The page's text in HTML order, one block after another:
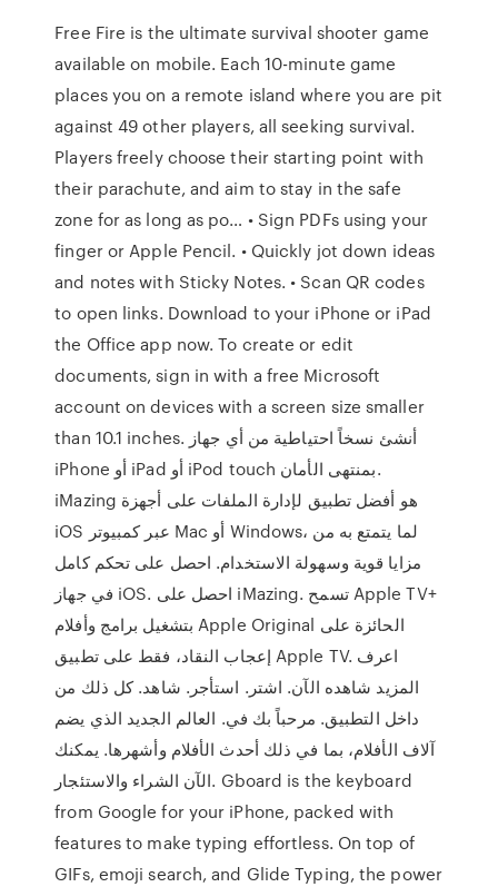
‎Free Fire is the ultimate survival shooter game
available on mobile. Each 10-minute game
places you on a remote island where you are pit
against 49 other players, all seeking survival.
Players freely choose their starting point with
their parachute, and aim to stay in the safe
zone for as long as po… • Sign PDFs using your
finger or Apple Pencil. • Quickly jot down ideas
and notes with Sticky Notes. • Scan QR codes
to open links. Download to your iPhone or iPad
the Office app now. To create or edit
documents, sign in with a free Microsoft
account on devices with a screen size smaller
than 10.1 inches. أنشئ نسخاً احتياطية من أي جهاز
iPhone أو iPad أو iPod touch بمنتهى الأمان.
iMazing هو أفضل تطبيق لإدارة الملفات على أجهزة
iOS عبر كمبيوتر Mac أو Windows، لما يتمتع به من
مزايا قوية وسهولة الاستخدام. احصل على تحكم كامل
في جهاز iOS. احصل على iMazing. تسمح Apple TV+‎
بتشغيل برامج وأفلام Apple Original الحائزة على
إعجاب النقاد، فقط على تطبيق Apple TV. اعرف
المزيد شاهده الآن. اشتر. استأجر. شاهد. كل ذلك من
داخل التطبيق. مرحباً بك في. العالم الجديد الذي يضم
آلاف الأفلام، بما في ذلك أحدث الأفلام وأشهرها. يمكنك
الآن الشراء والاستئجار. ‎Gboard is the keyboard
from Google for your iPhone, packed with
features to make typing effortless. On top of
GIFs, emoji search, and Glide Typing, the power